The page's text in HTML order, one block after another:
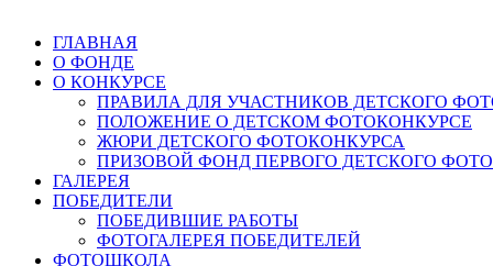
ГЛАВНАЯ
О ФОНДЕ
О КОНКУРСЕ
ПРАВИЛА ДЛЯ УЧАСТНИКОВ ДЕТСКОГО
ПОЛОЖЕНИЕ О ДЕТСКОМ ФОТОКОНКУРСЕ
ЖЮРИ ДЕТСКОГО ФОТОКОНКУРСА
ПРИЗОВОЙ ФОНД ПЕРВОГО ДЕТСКОГО
ГАЛЕРЕЯ
ПОБЕДИТЕЛИ
ПОБЕДИВШИЕ РАБОТЫ
ФОТОГАЛЕРЕЯ ПОБЕДИТЕЛЕЙ
ФОТОШКОЛА